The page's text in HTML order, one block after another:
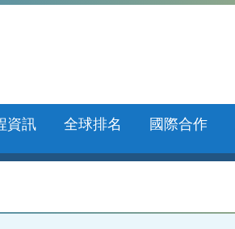
資訊 全球排名 國際合作